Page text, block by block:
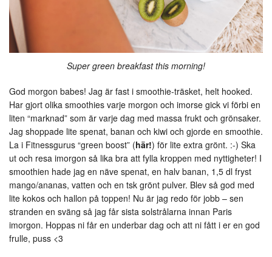
Super green breakfast this morning!
God morgon babes! Jag är fast i smoothie-träsket, helt hooked.
Har gjort olika smoothies varje morgon och imorse gick vi förbi en
liten “marknad” som är varje dag med massa frukt och grönsaker.
Jag shoppade lite spenat, banan och kiwi och gjorde en smoothie.
La i Fitnessgurus “green boost” (här!) för lite extra grönt. :-) Ska
ut och resa imorgon så lika bra att fylla kroppen med nyttigheter! I
smoothien hade jag en näve spenat, en halv banan, 1,5 dl fryst
mango/ananas, vatten och en tsk grönt pulver. Blev så god med
lite kokos och hallon på toppen! Nu är jag redo för jobb – sen
stranden en sväng så jag får sista solstrålarna innan Paris
imorgon. Hoppas ni får en underbar dag och att ni fått i er en god
frulle, puss <3